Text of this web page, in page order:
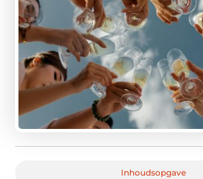
Inhoudsopgave